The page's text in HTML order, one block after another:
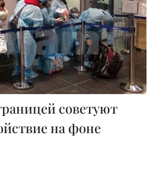
советуют
на фоне